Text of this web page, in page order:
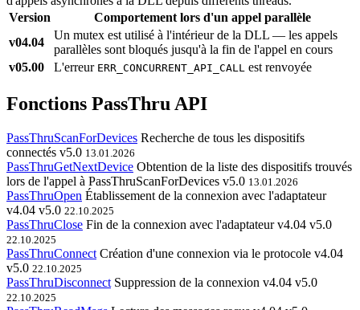
Version
Comportement lors d'un appel parallèle
v04.04
Un mutex est utilisé à l'intérieur de la DLL — les appels
parallèles sont bloqués jusqu'à la fin de l'appel en cours
v05.00
L'erreur ERR_CONCURRENT_API_CALL est renvoyée
Fonctions PassThru API
PassThruScanForDevices Recherche de tous les dispositifs
connectés v5.0 13.01.2026
PassThruGetNextDevice Obtention de la liste des dispositifs trouvés
lors de l'appel à PassThruScanForDevices v5.0 13.01.2026
PassThruOpen Établissement de la connexion avec l'adaptateur
v4.04 v5.0 22.10.2025
PassThruClose Fin de la connexion avec l'adaptateurv4.04 v5.0
22.10.2025
PassThruConnect Création d'une connexion via le protocole v4.04
v5.0 22.10.2025
PassThruDisconnect Suppression de la connexion v4.04 v5.0
22.10.2025